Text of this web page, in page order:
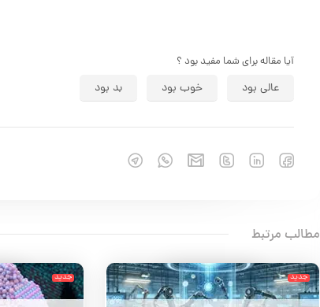
آیا مقاله برای شما مفید بود ؟
عالی بود خوب بود بد بود
مطالب مرتبط
جدید جدید